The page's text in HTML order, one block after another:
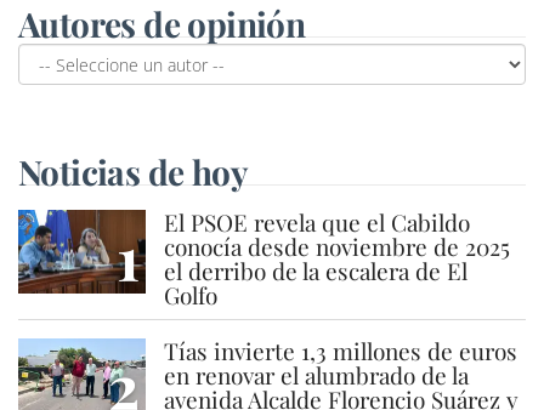
Autores de opinión
Noticias de hoy
1 El PSOE revela que el Cabildo
conocía desde noviembre de 2025
el derribo de la escalera de El
Golfo
2 Tías invierte 1,3 millones de euros
en renovar el alumbrado de la
avenida Alcalde Florencio Suárez y